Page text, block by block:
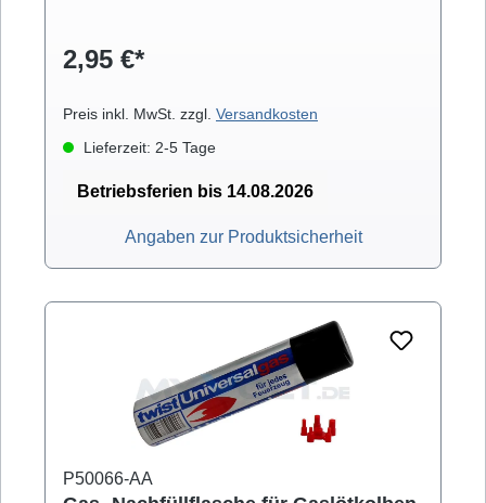
2,95 €*
Preis inkl. MwSt. zzgl. Versandkosten
Lieferzeit: 2-5 Tage
Betriebsferien bis 14.08.2026
Angaben zur Produktsicherheit
P50066-AA